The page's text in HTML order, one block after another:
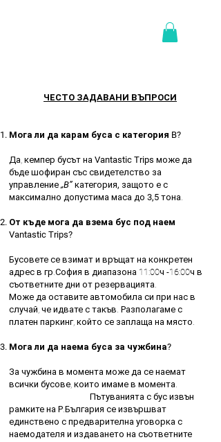
ЧЕСТО ЗАДАВАНИ ВЪПРОСИ
Мога ли да карам буса с категория B?
Да, кемпер бусът на Vantastic Trips може да
бъде шофиран със свидетелство за
управление „B” категория, защото е с
максимално допустима маса до 3,5 тона.
От къде мога да взема бус под наем
Vantastic Trips?
Бусовете се взимат и връщат на конкретен
адрес в гр.София в диапазона 11:00ч -16:00ч в
съответните дни от резервацията.
Може да оставите автомобила си при нас в
случай, че идвате с такъв. Разполагаме с
платен паркинг, който се заплаща на място.
Мога ли да наема буса за чужбина?
За чужбина в момента може да се наемат
всички бусове, които имаме в момента.
Пътуванията с бус извън
рамките на Р.България се извършват
единствено с предварителна уговорка с
наемодателя и издаването на съответните